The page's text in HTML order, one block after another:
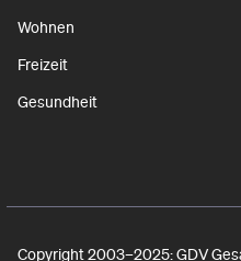
Wohnen
Freizeit
Gesundheit
Copyright 2003–2025: GDV